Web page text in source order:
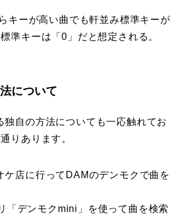
キーが高い曲でも軒並み標準キーが
準キーは「0」だと想定される。
について
独自の方法についても一応触れてお
りあります。
ケ店に行ってDAMのデンモクで曲を
「デンモクmini」を使って曲を検索